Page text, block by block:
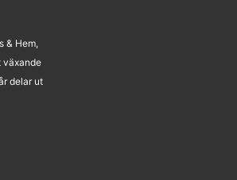
& Hem,
växande
delar ut